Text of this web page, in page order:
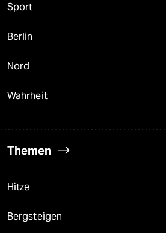
Sport
Berlin
Nord
Wahrheit
Themen
Hitze
Bergsteigen